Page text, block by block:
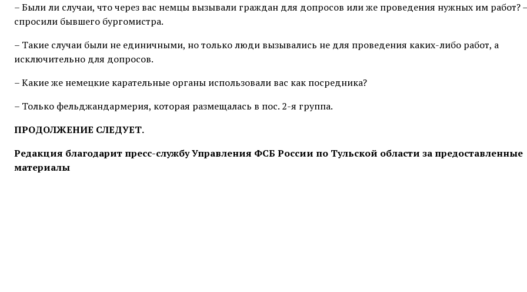
– Были ли случаи, что через вас немцы вызывали граждан для допросов или же проведения нужных им работ? –
спросили бывшего бургомистра.
– Такие случаи были не единичными, но только люди вызывались не для проведения каких-либо работ, а
исключительно для допросов.
– Какие же немецкие карательные органы использовали вас как посредника?
– Только фельджандармерия, которая размещалась в пос. 2-я группа.
ПРОДОЛЖЕНИЕ СЛЕДУЕТ.
Редакция благодарит пресс-службу Управления ФСБ России по Тульской области за предоставленные
материалы